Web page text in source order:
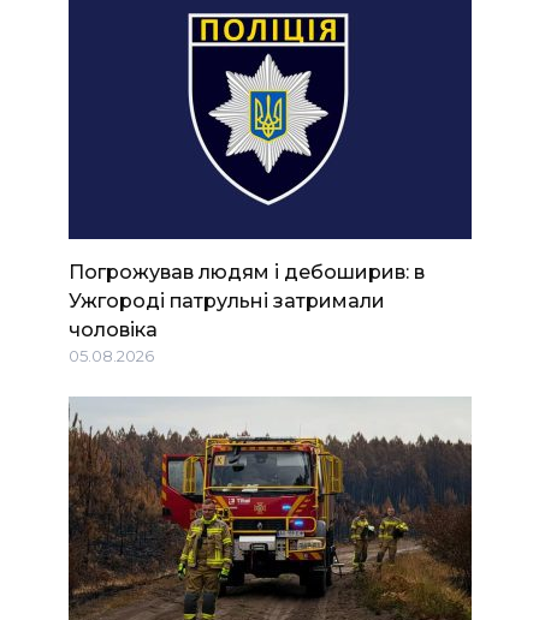
Погрожував людям і дебоширив: в
Ужгороді патрульні затримали
чоловіка
05.08.2026